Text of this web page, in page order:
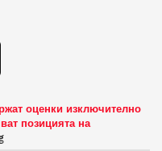
оценки изключително
позицията на